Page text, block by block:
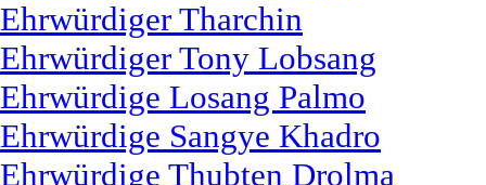
Ehrwürdiger Tharchin
Ehrwürdiger Tony Lobsang
Ehrwürdige Losang Palmo
Ehrwürdige Sangye Khadro
Ehrwürdige Thubten Drolma